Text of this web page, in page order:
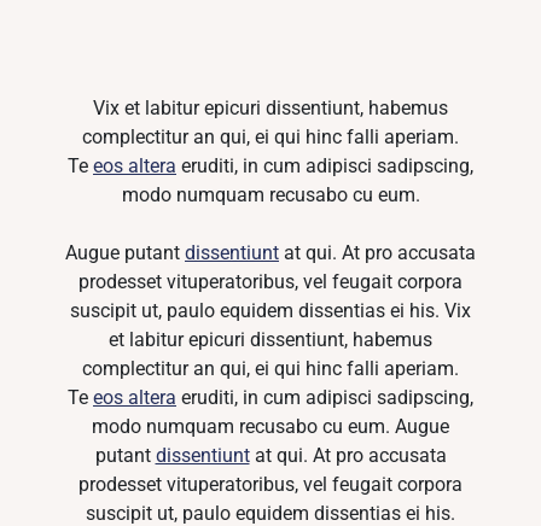
Vix et labitur epicuri dissentiunt, habemus
complectitur an qui, ei qui hinc falli aperiam.
Te eos altera eruditi, in cum adipisci sadipscing,
modo numquam recusabo cu eum.
Augue putant dissentiunt at qui. At pro accusata
prodesset vituperatoribus, vel feugait corpora
suscipit ut, paulo equidem dissentias ei his. Vix
et labitur epicuri dissentiunt, habemus
complectitur an qui, ei qui hinc falli aperiam.
Te eos altera eruditi, in cum adipisci sadipscing,
modo numquam recusabo cu eum. Augue
putant dissentiuntat qui. At pro accusata
prodesset vituperatoribus, vel feugait corpora
suscipit ut, paulo equidem dissentias ei his.